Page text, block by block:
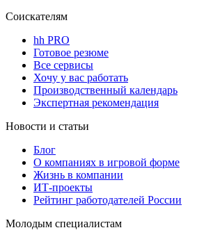
Соискателям
hh PRO
Готовое резюме
Все сервисы
Хочу у вас работать
Производственный календарь
Экспертная рекомендация
Новости и статьи
Блог
О компаниях в игровой форме
Жизнь в компании
ИТ-проекты
Рейтинг работодателей России
Молодым специалистам